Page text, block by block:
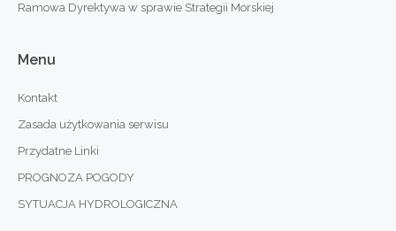
Ramowa Dyrektywa w sprawie Strategii Morskiej
Menu
Kontakt
Zasada użytkowania serwisu
Przydatne Linki
PROGNOZA POGODY
SYTUACJA HYDROLOGICZNA